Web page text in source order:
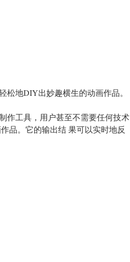
松地DIY出妙趣横生的动画作品。
作工具，用户甚至不需要任何技术
品。它的输出结 果可以实时地反